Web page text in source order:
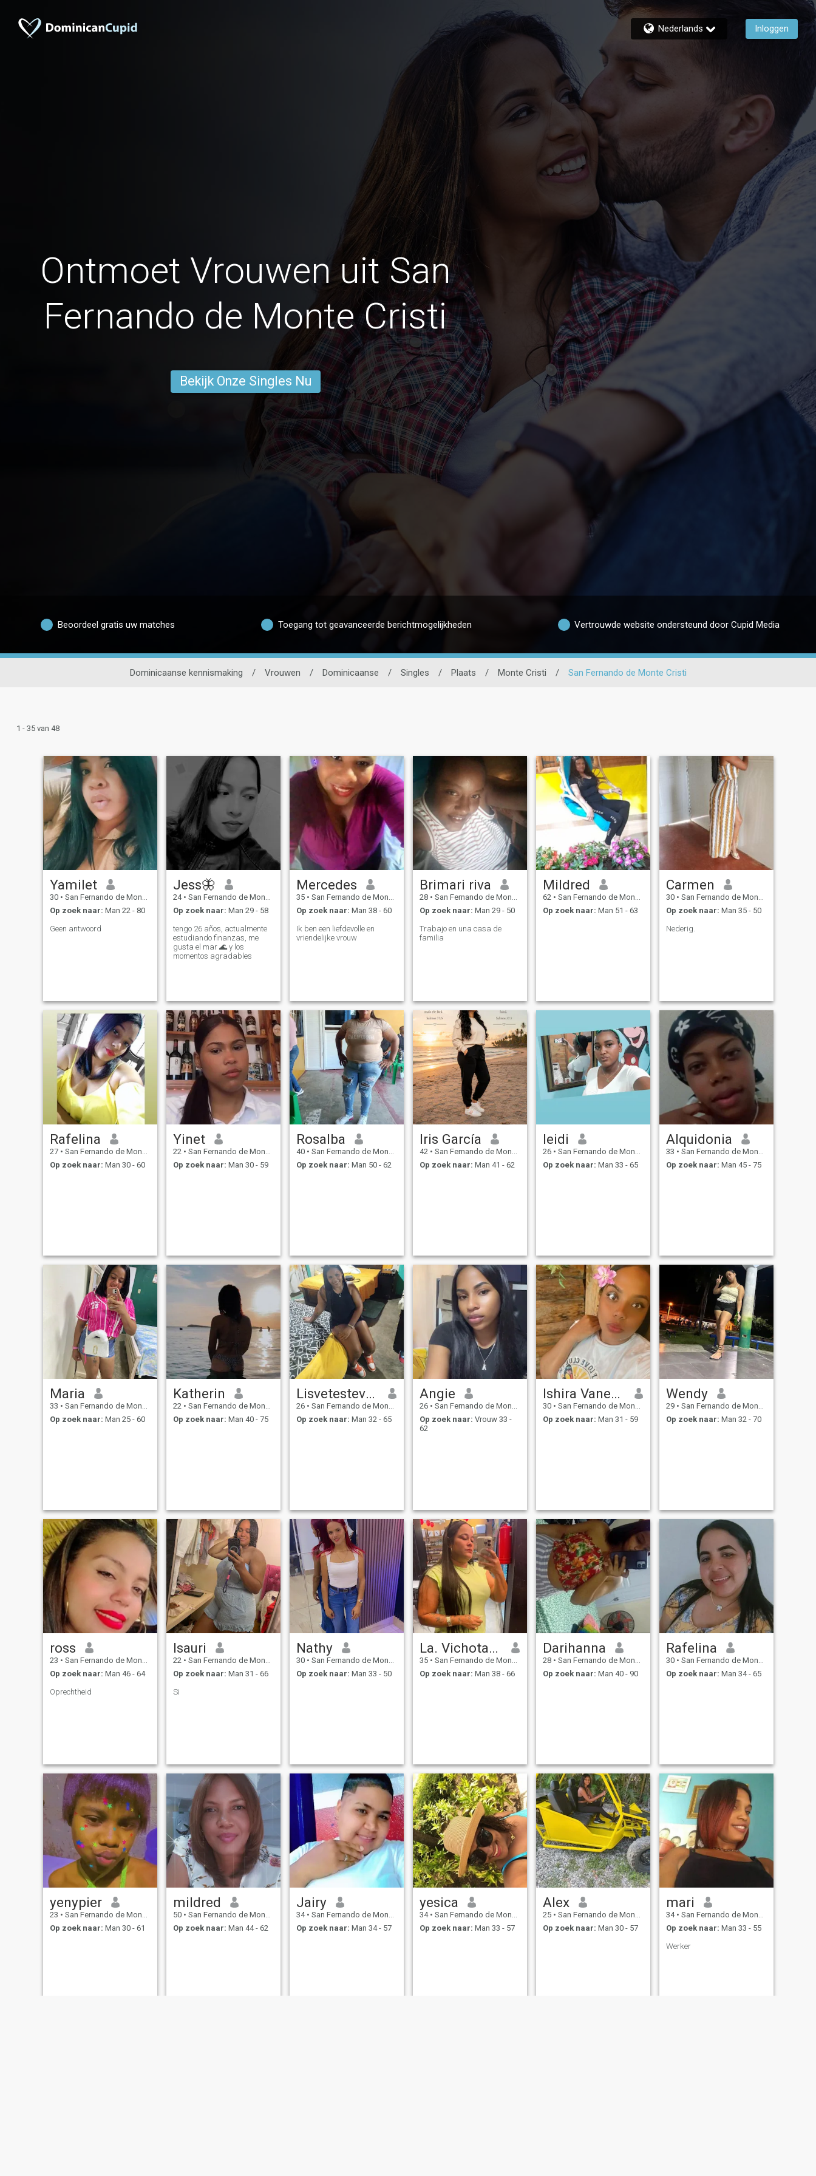
Nederlands Inloggen
Ontmoet Vrouwen uit San
Fernando de Monte Cristi
Bekijk Onze Singles Nu
Beoordeel gratis uw matches Toegang tot geavanceerde berichtmogelijkheden Vertrouwde website ondersteund door Cupid Media
Dominicaanse kennismaking / Vrouwen / Dominicaanse / Singles / Plaats / Monte Cristi / San Fernando de Monte Cristi
1 - 35 van 48
Yamilet
30 • San Fernando de Monte Cristi, Monte Cristi, Dominicaanse Rep...
Op zoek naar: Man 22 - 80
Geen antwoord
Jess🦋
24 • San Fernando de Monte Cristi, Monte Cristi, Dominicaanse Rep...
Op zoek naar: Man 29 - 58
tengo 26 años, actualmente
estudiando finanzas, me
gusta el mar 🌊 y los
momentos agradables
Mercedes
35 • San Fernando de Monte Cristi, Monte Cristi, Dominicaanse Rep...
Op zoek naar: Man 38 - 60
Ik ben een liefdevolle en
vriendelijke vrouw
Brimari riva
28 • San Fernando de Monte Cristi, Monte Cristi, Dominicaanse Rep...
Op zoek naar: Man 29 - 50
Trabajo en una casa de
familia
Mildred
62 • San Fernando de Monte Cristi, Monte Cristi, Dominicaanse Rep...
Op zoek naar: Man 51 - 63
Carmen
30 • San Fernando de Monte Cristi, Monte Cristi, Dominicaanse Rep...
Op zoek naar: Man 35 - 50
Nederig.
Rafelina
27 • San Fernando de Monte Cristi, Monte Cristi, Dominicaanse Rep...
Op zoek naar: Man 30 - 60
Yinet
22 • San Fernando de Monte Cristi, Monte Cristi, Dominicaanse Rep...
Op zoek naar: Man 30 - 59
Rosalba
40 • San Fernando de Monte Cristi, Monte Cristi, Dominicaanse Rep...
Op zoek naar: Man 50 - 62
Iris García
42 • San Fernando de Monte Cristi, Monte Cristi, Dominicaanse Rep...
Op zoek naar: Man 41 - 62
leidi
26 • San Fernando de Monte Cristi, Monte Cristi, Dominicaanse Rep...
Op zoek naar: Man 33 - 65
Alquidonia
33 • San Fernando de Monte Cristi, Monte Cristi, Dominicaanse Rep...
Op zoek naar: Man 45 - 75
Maria
33 • San Fernando de Monte Cristi, Monte Cristi, Dominicaanse Rep...
Op zoek naar: Man 25 - 60
Katherin
22 • San Fernando de Monte Cristi, Monte Cristi, Dominicaanse Rep...
Op zoek naar: Man 40 - 75
Lisvetestevez
26 • San Fernando de Monte Cristi, Monte Cristi, Dominicaanse Rep...
Op zoek naar: Man 32 - 65
Angie
26 • San Fernando de Monte Cristi, Monte Cristi, Dominicaanse Rep...
Op zoek naar: Vrouw 33 -
62
Ishira Vanessa
30 • San Fernando de Monte Cristi, Monte Cristi, Dominicaanse Rep...
Op zoek naar: Man 31 - 59
Wendy
29 • San Fernando de Monte Cristi, Monte Cristi, Dominicaanse Rep...
Op zoek naar: Man 32 - 70
ross
23 • San Fernando de Monte Cristi, Monte Cristi, Dominicaanse Rep...
Op zoek naar: Man 46 - 64
Oprechtheid
Isauri
22 • San Fernando de Monte Cristi, Monte Cristi, Dominicaanse Rep...
Op zoek naar: Man 31 - 66
Si
Nathy
30 • San Fernando de Monte Cristi, Monte Cristi, Dominicaanse Rep...
Op zoek naar: Man 33 - 50
La. Vichota😍
35 • San Fernando de Monte Cristi, Monte Cristi, Dominicaanse Rep...
Op zoek naar: Man 38 - 66
Darihanna
28 • San Fernando de Monte Cristi, Monte Cristi, Dominicaanse Rep...
Op zoek naar: Man 40 - 90
Rafelina
30 • San Fernando de Monte Cristi, Monte Cristi, Dominicaanse Rep...
Op zoek naar: Man 34 - 65
yenypier
23 • San Fernando de Monte Cristi, Monte Cristi, Dominicaanse Rep...
Op zoek naar: Man 30 - 61
mildred
50 • San Fernando de Monte Cristi, Monte Cristi, Dominicaanse Rep...
Op zoek naar: Man 44 - 62
Jairy
34 • San Fernando de Monte Cristi, Monte Cristi, Dominicaanse Rep...
Op zoek naar: Man 34 - 57
yesica
34 • San Fernando de Monte Cristi, Monte Cristi, Dominicaanse Rep...
Op zoek naar: Man 33 - 57
Alex
25 • San Fernando de Monte Cristi, Monte Cristi, Dominicaanse Rep...
Op zoek naar: Man 30 - 57
mari
34 • San Fernando de Monte Cristi, Monte Cristi, Dominicaanse Rep...
Op zoek naar: Man 33 - 55
Werker